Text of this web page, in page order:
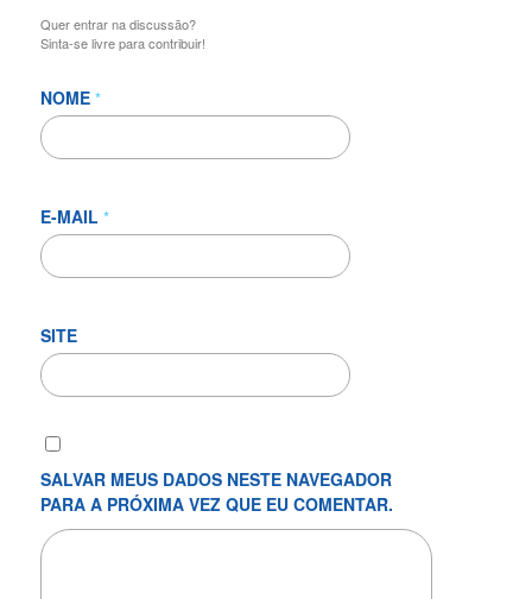
Quer entrar na discussão?
Sinta-se livre para contribuir!
NOME *
E-MAIL *
SITE
SALVAR MEUS DADOS NESTE NAVEGADOR
PARA A PRÓXIMA VEZ QUE EU COMENTAR.